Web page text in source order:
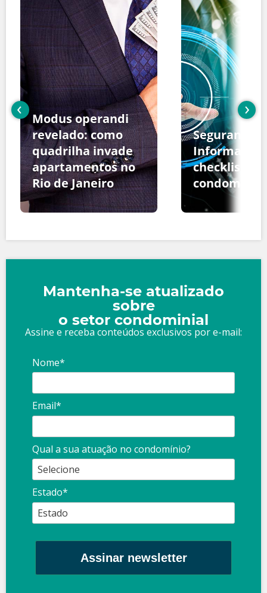
Modus operandi
revelado: como
quadrilha invade
apartamentos no
Rio de Janeiro
Segurança
Informação:
checklist
‹ ›
Mantenha-se atualizado
sobre
o setor condominial
Assine e receba conteúdos exclusivos por e-mail:
Nome*
Email*
Qual a sua atuação no condomínio?
Estado*
Assinar newsletter